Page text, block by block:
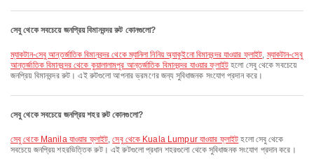
সেবু থেকে সবচেয়ে জনপ্রিয় বিমানবন্দর রুট কোনগুলো?
ম্যাকটান-সেবু আন্তর্জাতিক বিমানবন্দর থেকে ম্যানিলা নিনিয় অ্যাকুইনো বিমানবন্দর যাওয়ার ফ্লাইট,ম্যাকটান-সেবু
আন্তর্জাতিক বিমানবন্দর থেকে কুয়ালালামপুর আন্তর্জাতিক বিমানবন্দর যাওয়ার ফ্লাইট হলো সেবু থেকে সবচেয়ে
জনপ্রিয় বিমানবন্দর রুট। এই রুটগুলো আপনার ভ্রমণের জন্য সুবিধাজনক সংযোগ প্রদান করে।
সেবু থেকে সবচেয়ে জনপ্রিয় শহর রুট কোনগুলো?
সেবু থেকে Manila যাওয়ার ফ্লাইট,সেবু থেকে Kuala Lumpur যাওয়ার ফ্লাইট হলো সেবু থেকে
সবচেয়ে জনপ্রিয় শহরভিত্তিক রুট। এই রুটগুলো প্রধান শহরগুলো থেকে সুবিধাজনক সংযোগ প্রদান করে।